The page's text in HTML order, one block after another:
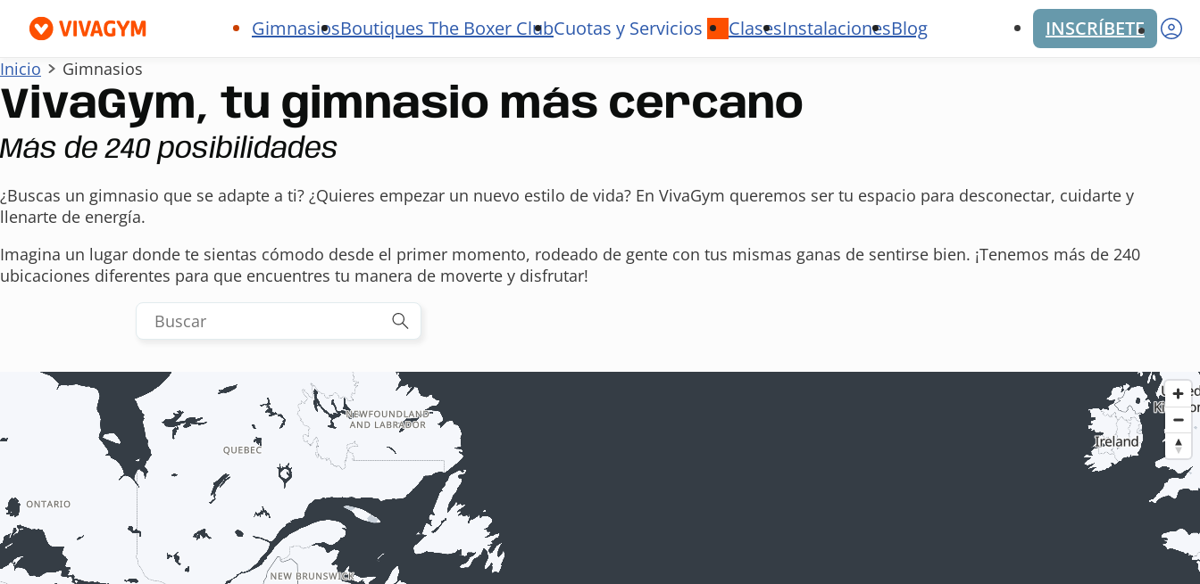
GimnasiosBoutiques The Boxer ClubCuotas y Servicios ClasesInstalacionesBlog INSCRÍBETE
Inicio Gimnasios
VivaGym, tu gimnasio más cercano
Más de 240 posibilidades
¿Buscas un gimnasio que se adapte a ti? ¿Quieres empezar un nuevo estilo de vida? En VivaGym queremos ser tu espacio para desconectar, cuidarte y
llenarte de energía.
Imagina un lugar donde te sientas cómodo desde el primer momento, rodeado de gente con tus mismas ganas de sentirse bien. ¡Tenemos más de 240
ubicaciones diferentes para que encuentres tu manera de moverte y disfrutar!